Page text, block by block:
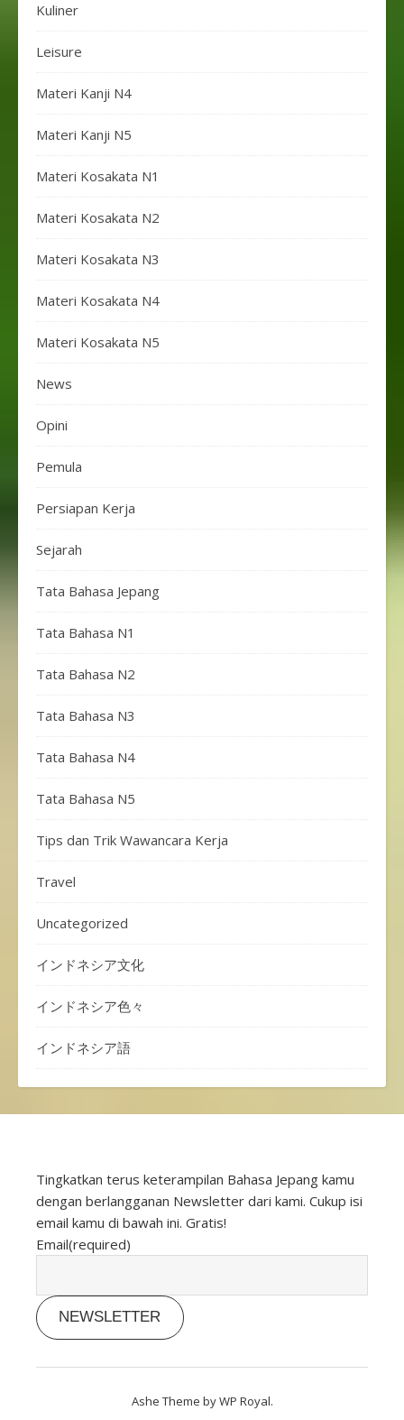
Kuliner
Leisure
Materi Kanji N4
Materi Kanji N5
Materi Kosakata N1
Materi Kosakata N2
Materi Kosakata N3
Materi Kosakata N4
Materi Kosakata N5
News
Opini
Pemula
Persiapan Kerja
Sejarah
Tata Bahasa Jepang
Tata Bahasa N1
Tata Bahasa N2
Tata Bahasa N3
Tata Bahasa N4
Tata Bahasa N5
Tips dan Trik Wawancara Kerja
Travel
Uncategorized
インドネシア文化
インドネシア色々
インドネシア語
Tingkatkan terus keterampilan Bahasa Jepang kamu
dengan berlangganan Newsletter dari kami. Cukup isi
email kamu di bawah ini. Gratis!
Email(required)
NEWSLETTER
Ashe Theme byWP Royal.